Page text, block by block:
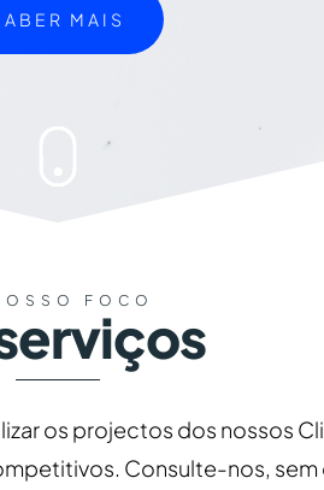
MAIS
FOCO
os projectos dos nossos
Consulte-nos,